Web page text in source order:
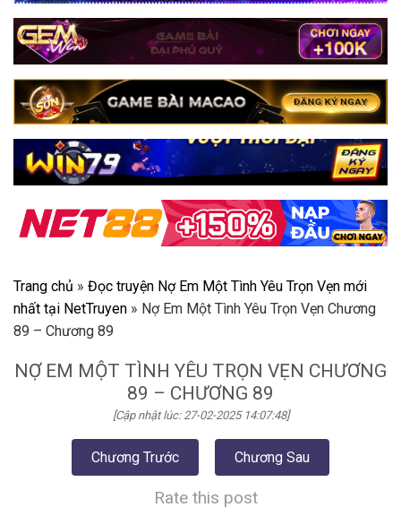
Trang chủ » Đọc truyện Nợ Em Một Tình Yêu Trọn Vẹn mới
nhất tại NetTruyen » Nợ Em Một Tình Yêu Trọn Vẹn Chương
89 – Chương 89
NỢ EM MỘT TÌNH YÊU TRỌN VẸN CHƯƠNG
89 – CHƯƠNG 89
[Cập nhật lúc: 27-02-2025 14:07:48]
Chương Trước Chương Sau
Rate this post